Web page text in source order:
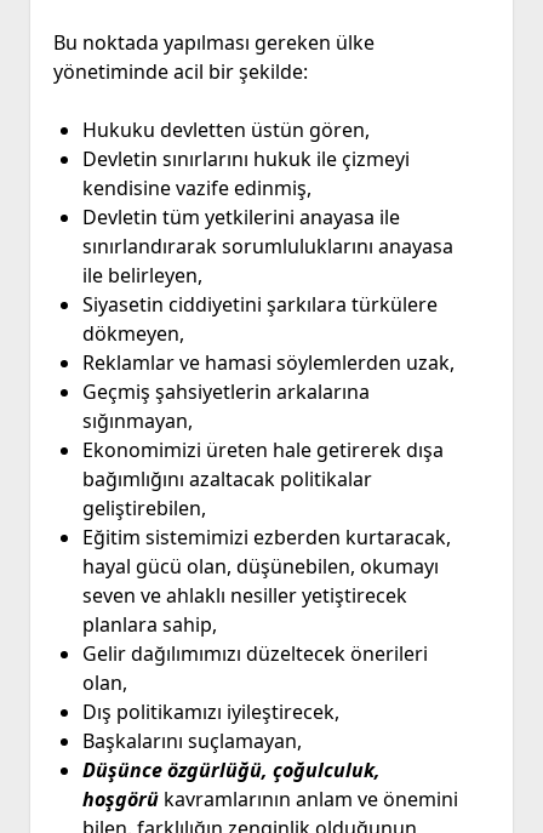
Bu noktada yapılması gereken ülke
yönetiminde acil bir şekilde:
Hukuku devletten üstün gören,
Devletin sınırlarını hukuk ile çizmeyi
kendisine vazife edinmiş,
Devletin tüm yetkilerini anayasa ile
sınırlandırarak sorumluluklarını anayasa
ile belirleyen,
Siyasetin ciddiyetini şarkılara türkülere
dökmeyen,
Reklamlar ve hamasi söylemlerden uzak,
Geçmiş şahsiyetlerin arkalarına
sığınmayan,
Ekonomimizi üreten hale getirerek dışa
bağımlığını azaltacak politikalar
geliştirebilen,
Eğitim sistemimizi ezberden kurtaracak,
hayal gücü olan, düşünebilen, okumayı
seven ve ahlaklı nesiller yetiştirecek
planlara sahip,
Gelir dağılımımızı düzeltecek önerileri
olan,
Dış politikamızı iyileştirecek,
Başkalarını suçlamayan,
Düşünce özgürlüğü, çoğulculuk,
hoşgörükavramlarının anlam ve önemini